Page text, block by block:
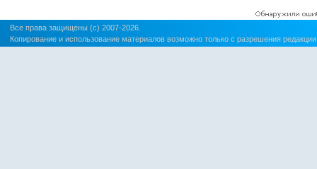
Все права защищены (c) 2007-2026.
Копирование и использование материалов возможно только с разрешения